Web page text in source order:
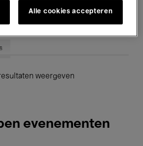
Rondleidingen
weergeven
evenementen
Alle cookies accepteren